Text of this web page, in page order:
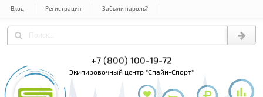
Вход Регистрация Забыли пароль?
+7 (800) 100-19-72
экипировочный центр "Спайн-Спорт"